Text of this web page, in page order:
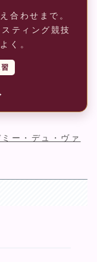
合わせまで。
ティング競技
く。
ー・デュ・ヴァ